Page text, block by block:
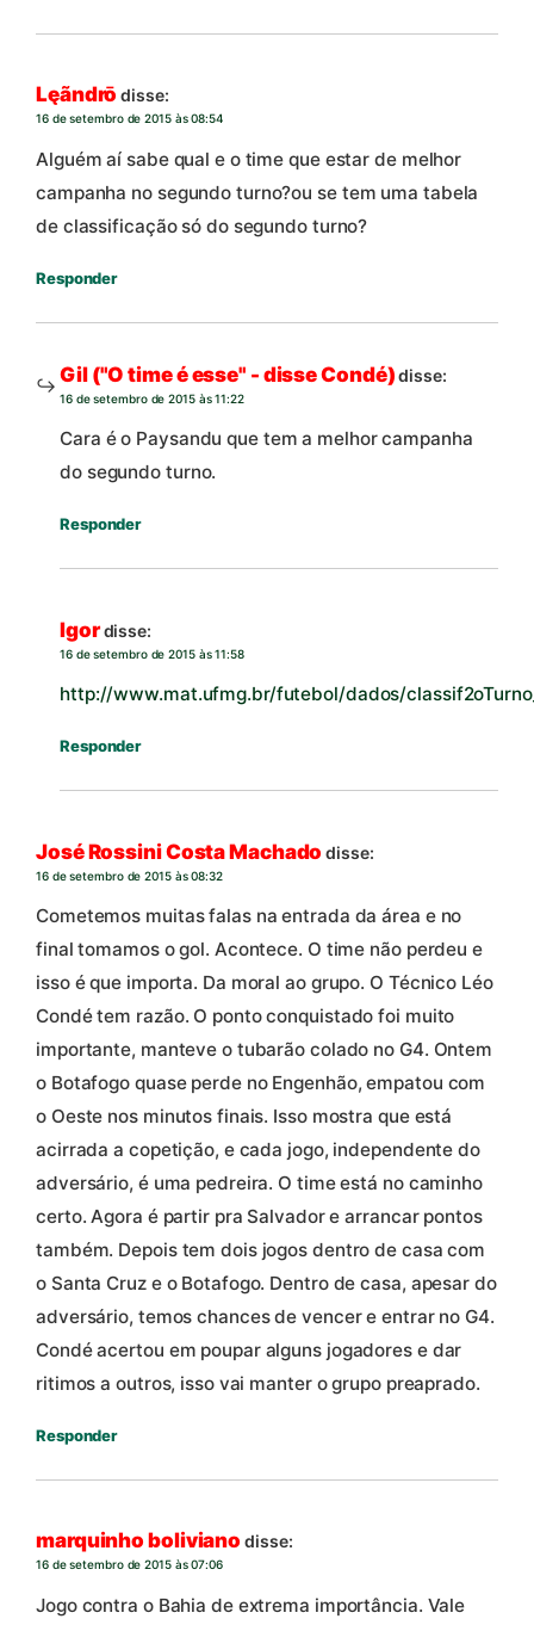
Lęãndrō disse:
16 de setembro de 2015 às 08:54
Alguém aí sabe qual e o time que estar de melhor
campanha no segundo turno?ou se tem uma tabela
de classificação só do segundo turno?
Responder
Gil ("O time é esse" - disse Condé) disse:
16 de setembro de 2015 às 11:22
Cara é o Paysandu que tem a melhor campanha
do segundo turno.
Responder
Igordisse:
16 de setembro de 2015 às 11:58
http://www.mat.ufmg.br/futebol/dados/
Responder
José Rossini Costa Machado disse:
16 de setembro de 2015 às 08:32
Cometemos muitas falas na entrada da área e no
final tomamos o gol. Acontece. O time não perdeu e
isso é que importa. Da moral ao grupo. O Técnico Léo
Condé tem razão. O ponto conquistado foi muito
importante, manteve o tubarão colado no G4. Ontem
o Botafogo quase perde no Engenhão, empatou com
o Oeste nos minutos finais. Isso mostra que está
acirrada a copetição, e cada jogo, independente do
adversário, é uma pedreira. O time está no caminho
certo. Agora é partir pra Salvador e arrancar pontos
também. Depois tem dois jogos dentro de casa com
o Santa Cruz e o Botafogo. Dentro de casa, apesar do
adversário, temos chances de vencer e entrar no G4.
Condé acertou em poupar alguns jogadores e dar
ritimos a outros, isso vai manter o grupo preaprado.
Responder
marquinho boliviano disse:
16 de setembro de 2015 às 07:06
Jogo contra o Bahia de extrema importância. Vale